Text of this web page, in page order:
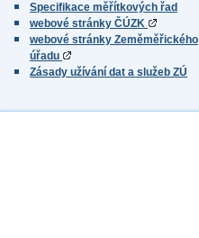
Specifikace měřítkových řad
webové stránky ČÚZK
webové stránky Zeměměřického
úřadu
Zásady užívání dat a služeb ZÚ